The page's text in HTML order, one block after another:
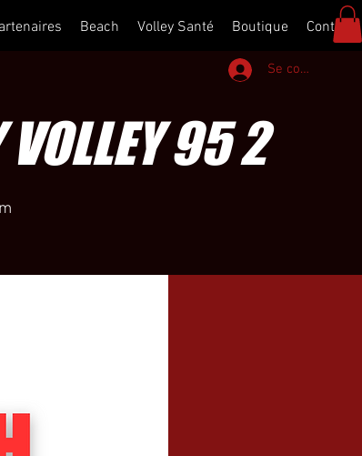
Beach Volley Santé Boutique Contact
Se connecter
95 2